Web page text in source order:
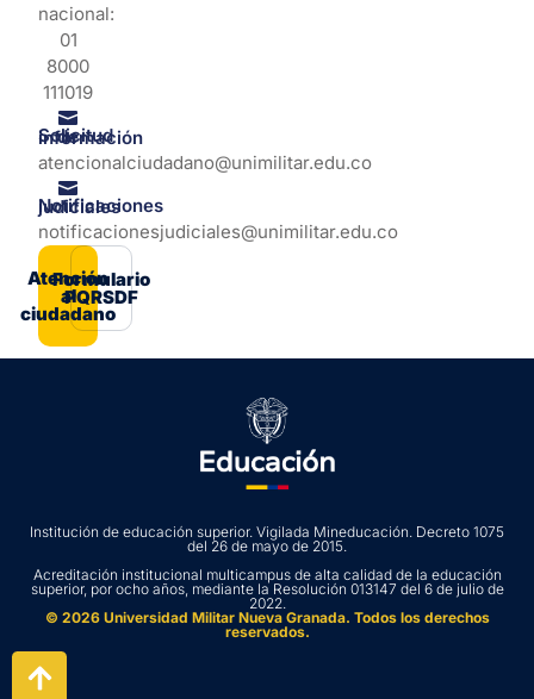
nacional:
01
8000
111019
Solicitud de información
atencionalciudadano@unimilitar.edu.co
Notificaciones judiciales
notificacionesjudiciales@unimilitar.edu.co
Atención
al
ciudadano
Formulario
PQRSDF
Institución de educación superior. Vigilada Mineducación. Decreto 1075
del 26 de mayo de 2015.
Acreditación institucional multicampus de alta calidad de la educación
superior, por ocho años, mediante la Resolución 013147 del 6 de julio de
2022.
© 2026 Universidad Militar Nueva Granada. Todos los derechos
reservados.